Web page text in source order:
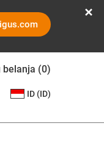
belanja (0)
ID (ID)